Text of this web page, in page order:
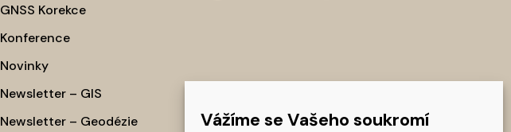
Vážíme se Vašeho soukromí
GNSS Korekce
Konference
Novinky
Newsletter – GIS
Newsletter – Geodézie